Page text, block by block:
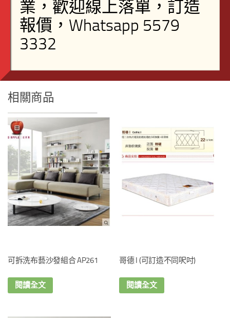
相關商品
可拆洗布藝沙發組合 AP261
閱讀全文
哥德 I (可訂造不同呎吋)
閱讀全文